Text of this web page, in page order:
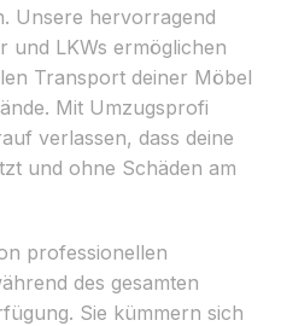
Unsere hervorragend
und LKWs ermöglichen
Transport deiner Möbel
Mit Umzugsprofi
verlassen, dass deine
und ohne Schäden am
professionellen
des gesamten
Sie kümmern sich